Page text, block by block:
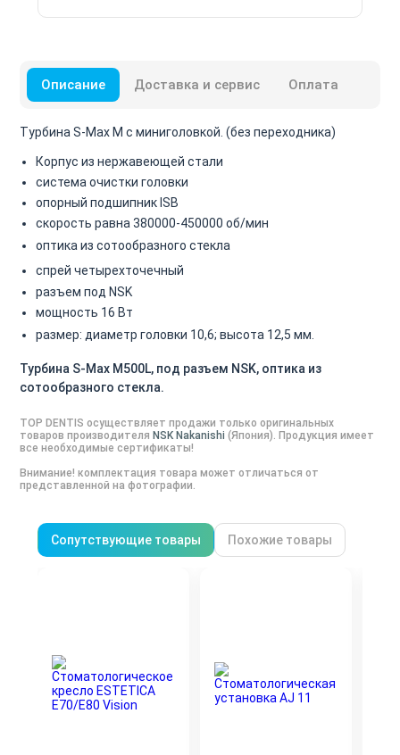
Описание Доставка и сервис Оплата
Турбина S-Max M с миниголовкой. (без переходника)
Корпус из нержавеющей стали
система очистки головки
опорный подшипник ISB
скорость равна 380000-450000 об/мин
оптика из сотообразного стекла
спрей четырехточечный
разъем под NSK
мощность 16 Вт
размер: диаметр головки 10,6; высота 12,5 мм.
Турбина S-Max M500L, под разъем NSK, оптика из
сотообразного стекла.
TOP DENTIS осуществляет продажи только оригинальных
товаров производителя NSK Nakanishi (Япония). Продукция имеет
все необходимые сертификаты!
Внимание! комплектация товара может отличаться от
представленной на фотографии.
Сопутствующие товары Похожие товары